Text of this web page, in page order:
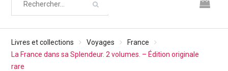
Livres et collections Voyages
France
La France dans sa Splendeur. 2 volumes. – Édition originale
rare